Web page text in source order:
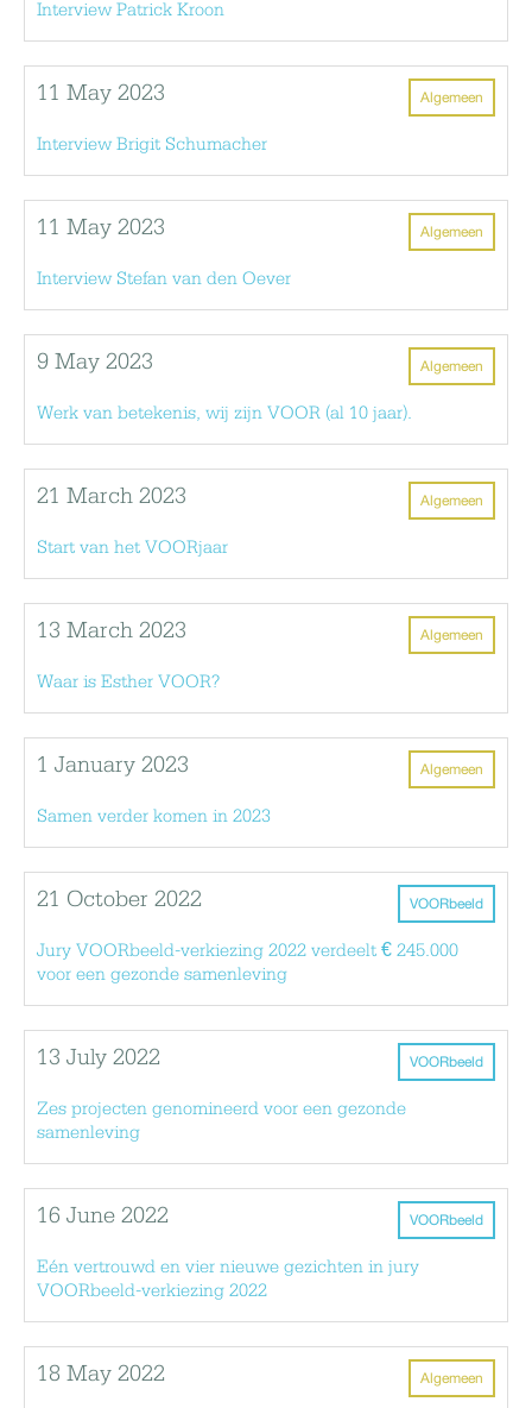
Interview Patrick Kroon
Algemeen
11 May 2023
Interview Brigit Schumacher
Algemeen
11 May 2023
Interview Stefan van den Oever
Algemeen
9 May 2023
Werk van betekenis, wij zijn VOOR (al 10 jaar).
Algemeen
21 March 2023
Start van het VOORjaar
Algemeen
13 March 2023
Waar is Esther VOOR?
Algemeen
1 January 2023
Samen verder komen in 2023
VOORbeeld
21 October 2022
Jury VOORbeeld-verkiezing 2022 verdeelt € 245.000
voor een gezonde samenleving
VOORbeeld
13 July 2022
Zes projecten genomineerd voor een gezonde
samenleving
VOORbeeld
16 June 2022
Eén vertrouwd en vier nieuwe gezichten in jury
VOORbeeld-verkiezing 2022
Algemeen
18 May 2022